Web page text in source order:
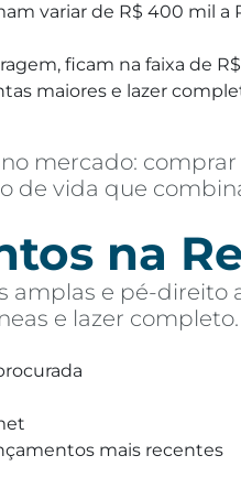
variar de R$ 400 mil a
ficam na faixa de
maiores e lazer
mercado:
vida que
na
e pé-direito
e lazer
mais recentes